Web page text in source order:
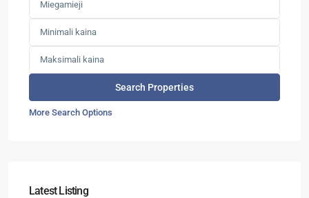
More Search Options
Latest Listing